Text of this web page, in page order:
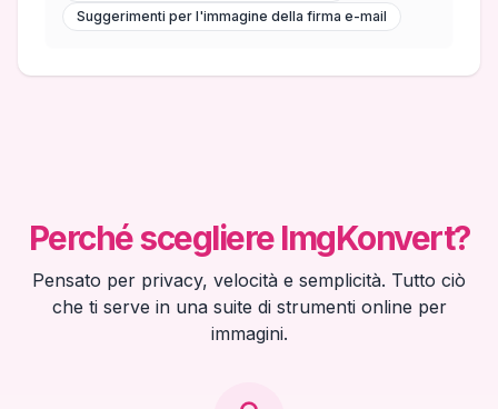
Suggerimenti per l'immagine della firma e-mail
Perché scegliere ImgKonvert?
Pensato per privacy, velocità e semplicità. Tutto ciò
che ti serve in una suite di strumenti online per
immagini.